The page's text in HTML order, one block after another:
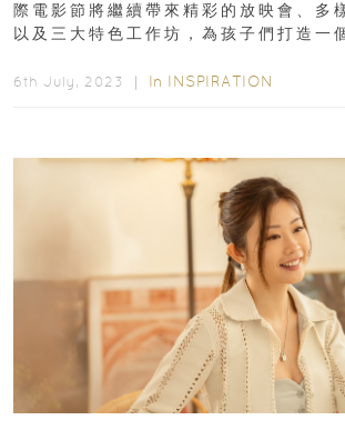
際電影節將繼續帶來精彩的放映會、多
以及三大特色工作坊，為孩子們打造一
6th July, 2023 ｜ In INSPIRATION